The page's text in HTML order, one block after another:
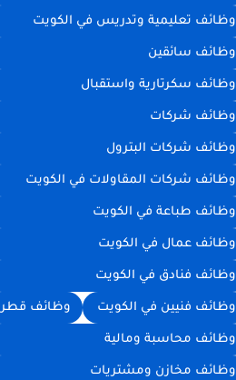
وظائف تعليمية وتدريس في الكويت
وظائف سائقين
وظائف سكرتارية واستقبال
وظائف شركات
وظائف شركات البترول
وظائف شركات المقاولات في الكويت
وظائف طباعة في الكويت
وظائف عمال في الكويت
وظائف فنادق في الكويت
وظائف فنيين في الكويت وظائف قطر
وظائف محاسبة ومالية
وظائف مخازن ومشتريات